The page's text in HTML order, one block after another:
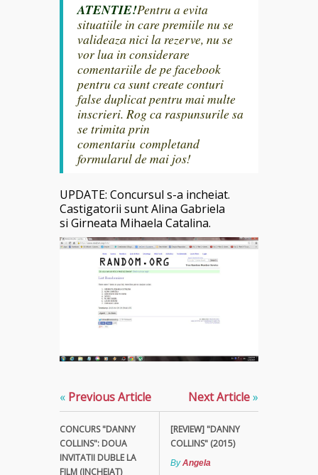
ATENTIE!Pentru a evita
situatiile in care premiile nu se
valideaza nici la rezerve, nu se
vor lua in considerare
comentariile de pe facebook
pentru ca sunt create conturi
false duplicat pentru mai multe
inscrieri. Rog ca raspunsurile sa
se trimita prin
comentariu completand
formularul de mai jos!
UPDATE: Concursul s-a incheiat.
Castigatorii sunt Alina Gabriela
si Girneata Mihaela Catalina.
« Previous Article
CONCURS "DANNY
COLLINS": DOUA
INVITATII DUBLE LA
FILM (INCHEIAT)
Next Article»
[REVIEW] "DANNY
COLLINS" (2015)
ByAngela